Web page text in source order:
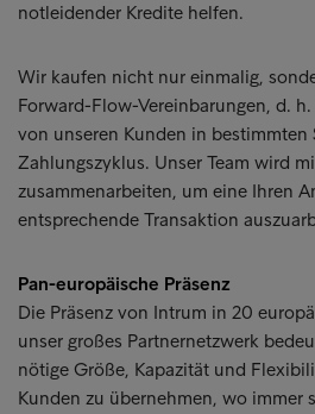
notleidender Kredite helfen.
Wir kaufen nicht nur einmalig,
Forward-Flow-Vereinbarungen, d.
von unseren Kunden in bestimmten
Zahlungszyklus. Unser Team wird
zusammenarbeiten, um eine Ihren
entsprechende Transaktion
Pan-europäische Präsenz
Die Präsenz von Intrum in 20
unser großes Partnernetzwerk
nötige Größe, Kapazität und
Kunden zu übernehmen, wo immer